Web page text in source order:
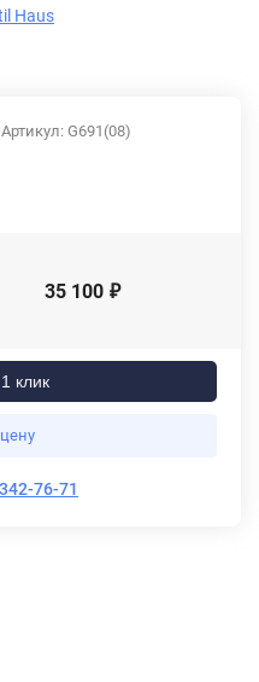
Haus
Артикул: G691(08)
35 100 ₽
клик
76-71